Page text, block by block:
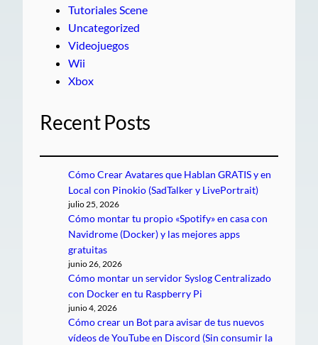
Tutoriales Scene
Uncategorized
Videojuegos
Wii
Xbox
Recent Posts
Cómo Crear Avatares que Hablan GRATIS y en
Local con Pinokio (SadTalker y LivePortrait)
julio 25, 2026
Cómo montar tu propio «Spotify» en casa con
Navidrome (Docker) y las mejores apps
gratuitas
junio 26, 2026
Cómo montar un servidor Syslog Centralizado
con Docker en tu Raspberry Pi
junio 4, 2026
Cómo crear un Bot para avisar de tus nuevos
vídeos de YouTube en Discord (Sin consumir la